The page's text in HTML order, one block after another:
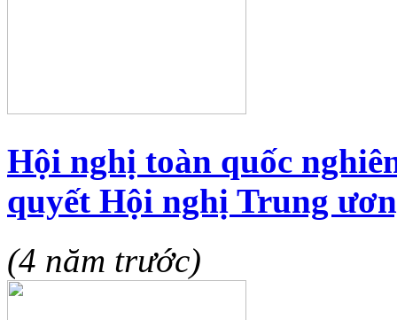
Hội nghị toàn quốc
quyết Hội nghị Trung
(4 năm trước)